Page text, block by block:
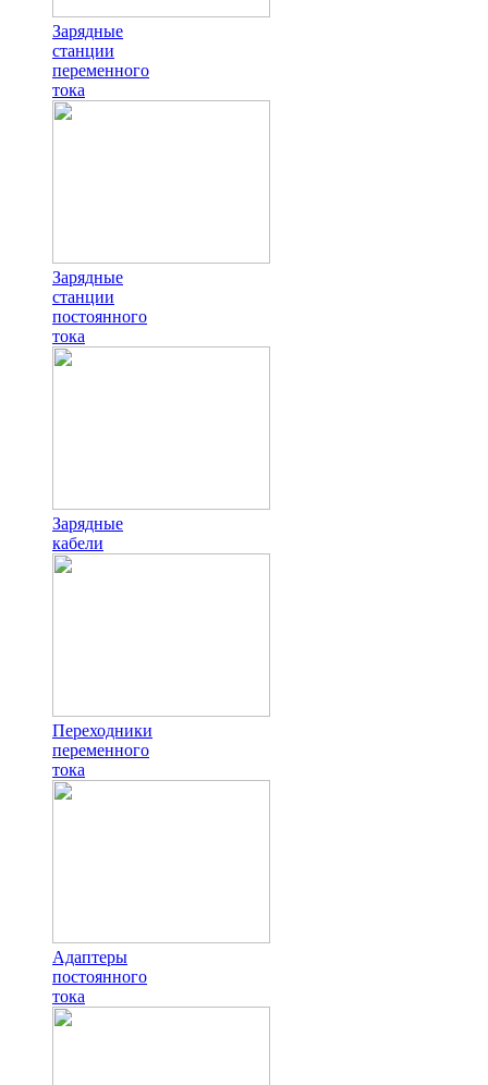
Зарядные
станции
переменного
тока
Зарядные
станции
постоянного
тока
Зарядные
кабели
Переходники
переменного
тока
Адаптеры
постоянного
тока